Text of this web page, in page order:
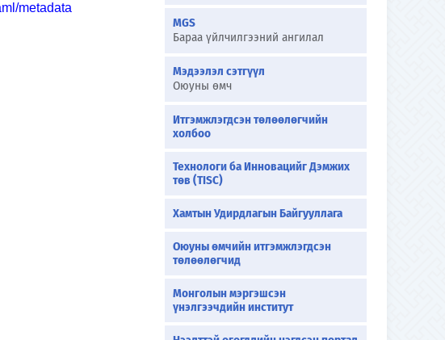
metadata
MGS
Бараа үйлчилгээний ангилал
Мэдээлэл сэтгүүл
Оюуны өмч
Итгэмжлэгдсэн төлөөлөгчийн
холбоо
Технологи ба Инновацийг Дэмжих
төв (TISC)
Хамтын Удирдлагын Байгууллага
Оюуны өмчийн итгэмжлэгдсэн
төлөөлөгчид
Монголын мэргэшсэн
үнэлгээчдийн институт